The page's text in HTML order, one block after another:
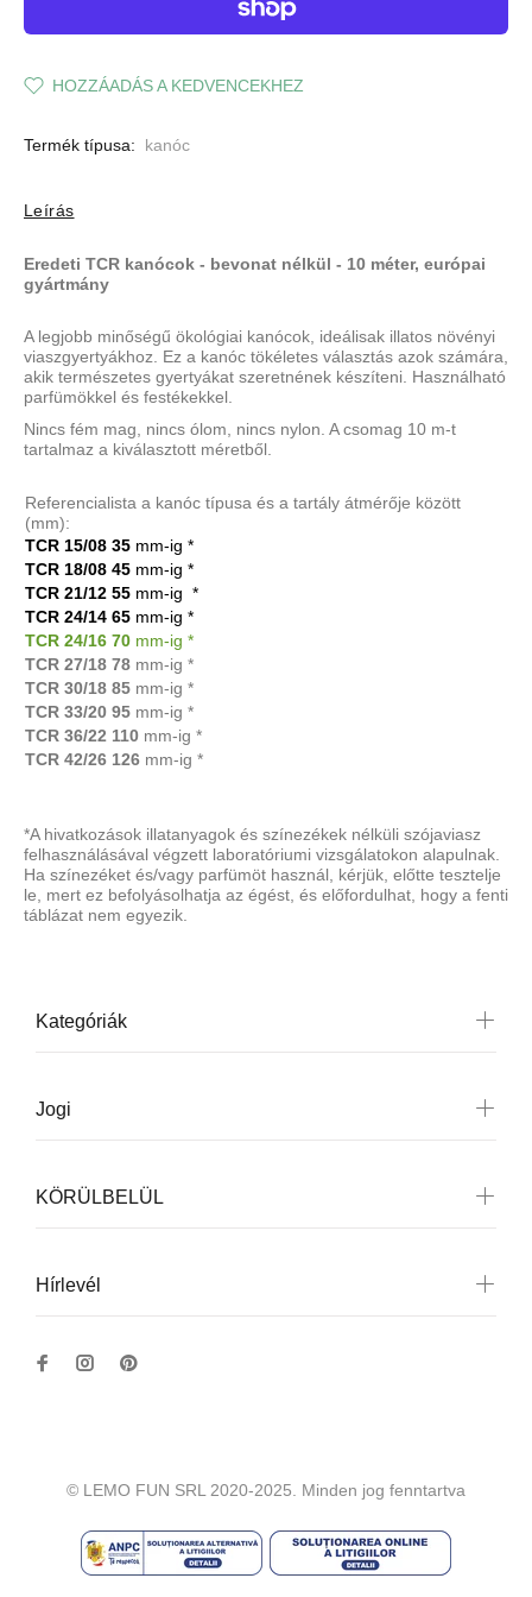
HOZZÁADÁS A KEDVENCEKHEZ
Termék típusa: kanóc
Leírás
Eredeti TCR kanócok - bevonat nélkül - 10 méter, európai
gyártmány
A legjobb minőségű ökológiai kanócok, ideálisak illatos növényi
viaszgyertyákhoz. Ez a kanóc tökéletes választás azok számára,
akik természetes gyertyákat szeretnének készíteni. Használható
parfümökkel és festékekkel.
Nincs fém mag, nincs ólom, nincs nylon. A csomag 10 m-t
tartalmaz a kiválasztott méretből.
Referencialista a kanóc típusa és a tartály átmérője között
(mm):
TCR 15/08 35 mm-ig *
TCR 18/08 45 mm-ig *
TCR 21/12 55 mm-ig *
TCR 24/14 65 mm-ig *
TCR 24/16 70 mm-ig *
TCR 27/18 78 mm-ig *
TCR 30/18 85 mm-ig *
TCR 33/20 95 mm-ig *
TCR 36/22 110 mm-ig *
TCR 42/26 126 mm-ig *
*A hivatkozások illatanyagok és színezékek nélküli szójaviasz
felhasználásával végzett laboratóriumi vizsgálatokon alapulnak.
Ha színezéket és/vagy parfümöt használ, kérjük, előtte tesztelje
le, mert ez befolyásolhatja az égést, és előfordulhat, hogy a fenti
táblázat nem egyezik.
Kategóriák
Jogi
KÖRÜLBELÜL
Hírlevél
© LEMO FUN SRL 2020-2025. Minden jog fenntartva